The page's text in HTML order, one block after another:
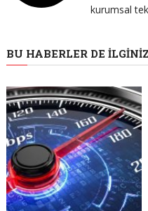
kurumsal
BU HABERLER DE